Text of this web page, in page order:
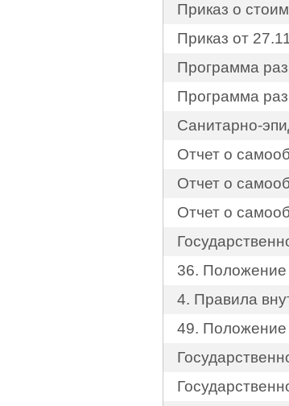
Приказ о
Приказ от
Программа
Программа
Санитарно-
Отчет о
Отчет о
Отчет о
36. Положение
4. Правила
49. Положение